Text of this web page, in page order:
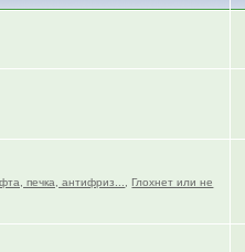
печка, антифриз... ,Глохнет или не